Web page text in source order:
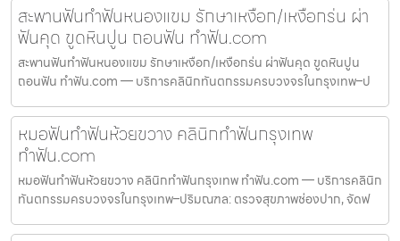
สะพานฟันทำฟันหนองแขม รักษาเหงือก/เหงือกร่น ผ่า
ฟันคุด ขูดหินปูน ถอนฟัน ทำฟัน.com
สะพานฟันทำฟันหนองแขม รักษาเหงือก/เหงือกร่น ผ่าฟันคุด ขูดหินปูน
ถอนฟัน ทำฟัน.com — บริการคลินิกทันตกรรมครบวงจรในกรุงเทพ–ป
หมอฟันทำฟันห้วยขวาง คลินิกทำฟันกรุงเทพ
ทำฟัน.com
หมอฟันทำฟันห้วยขวาง คลินิกทำฟันกรุงเทพ ทำฟัน.com — บริการคลินิก
ทันตกรรมครบวงจรในกรุงเทพ–ปริมณฑล: ตรวจสุขภาพช่องปาก, จัดฟ